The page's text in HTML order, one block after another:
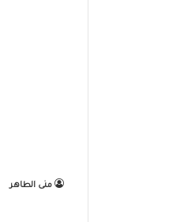
منى الطاهر